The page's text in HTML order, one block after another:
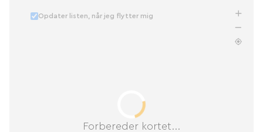
Forbereder kortet...
Opdater listen, når jeg flytter mig